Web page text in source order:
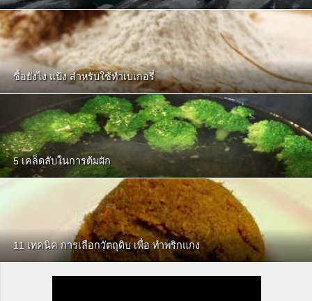
ซื้อยังไง แป้ง สําหรับใช้ทําเบเกอรี่
5 เคล็ดลับในการต้มผัก
11 เทคนิค การเลือกวัตถุดิบ เพื่อ ทําพริกแกง